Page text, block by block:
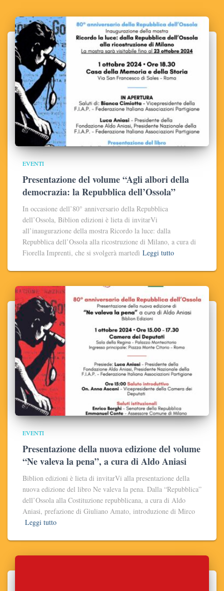
EVENTI
Presentazione del volume “Agli albori della
democrazia: la Repubblica dell’Ossola”
In occasione dell’80° anniversario della Repubblica
dell’Ossola, Biblion edizioni è lieta di invitarVi
all’inaugurazione della mostra Ricordo la luce: dalla
Repubblica dell’Ossola alla ricostruzione di Milano, a cura di
Fiorella Imprenti, che si svolgerà martedì Leggi tutto
EVENTI
Presentazione della nuova edizione del volume
“Ne valeva la pena”, a cura di Aldo Aniasi
Biblion edizioni è lieta di invitarVi alla presentazione della
nuova edizione del libro Ne valeva la pena. Dalla “Repubblica”
dell’Ossola alla Costituzione repubblicana, a cura di Aldo
Aniasi, prefazione di Giuliano Amato, introduzione di Mirco
Leggi tutto